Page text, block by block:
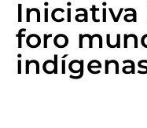
Iniciativa
foro